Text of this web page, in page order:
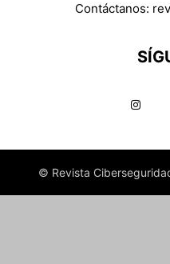
Contáctanos:
© Revista